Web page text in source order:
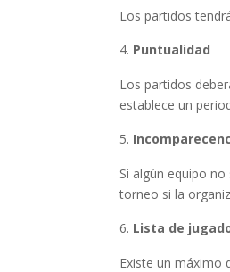
Los partidos
Puntualidad
Los partidos
establece un
Si algún equipo
torneo si la
Lista de
Existe un máximo